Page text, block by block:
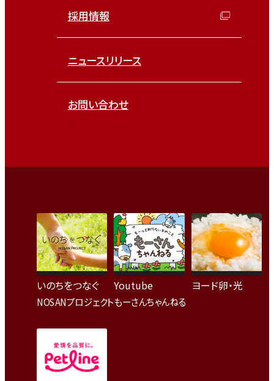
採用情報
ニュースリリース
お問い合わせ
いのちをつなぐ
NOSANプロジェクト
Youtube
もーさんちゃんねる
ヨード卵・光